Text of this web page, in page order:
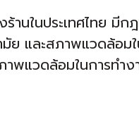
านในประเทศไทย มี
ย และสภาพแวดล้อ
าพแวดล้อมในการท